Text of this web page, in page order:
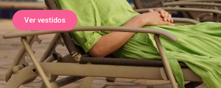
Ver vestidos